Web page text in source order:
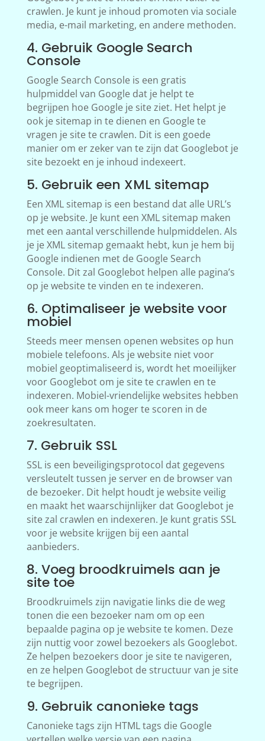
crawlen. Je kunt je inhoud promoten via sociale
media, e-mail marketing, en andere methoden.
4. Gebruik Google Search
Console
Google Search Console is een gratis
hulpmiddel van Google dat je helpt te
begrijpen hoe Google je site ziet. Het helpt je
ook je sitemap in te dienen en Google te
vragen je site te crawlen. Dit is een goede
manier om er zeker van te zijn dat Googlebot je
site bezoekt en je inhoud indexeert.
5. Gebruik een XML sitemap
Een XML sitemap is een bestand dat alle URL’s
op je website. Je kunt een XML sitemap maken
met een aantal verschillende hulpmiddelen. Als
je je XML sitemap gemaakt hebt, kun je hem bij
Google indienen met de Google Search
Console. Dit zal Googlebot helpen alle pagina’s
op je website te vinden en te indexeren.
6. Optimaliseer je website voor
mobiel
Steeds meer mensen openen websites op hun
mobiele telefoons. Als je website niet voor
mobiel geoptimaliseerd is, wordt het moeilijker
voor Googlebot om je site te crawlen en te
indexeren. Mobiel-vriendelijke websites hebben
ook meer kans om hoger te scoren in de
zoekresultaten.
7. Gebruik SSL
SSL is een beveiligingsprotocol dat gegevens
versleutelt tussen je server en de browser van
de bezoeker. Dit helpt houdt je website veilig
en maakt het waarschijnlijker dat Googlebot je
site zal crawlen en indexeren. Je kunt gratis SSL
voor je website krijgen bij een aantal
aanbieders.
8. Voeg broodkruimels aan je
site toe
Broodkruimels zijn navigatie links die de weg
tonen die een bezoeker nam om op een
bepaalde pagina op je website te komen. Deze
zijn nuttig voor zowel bezoekers als Googlebot.
Ze helpen bezoekers door je site te navigeren,
en ze helpen Googlebot de structuur van je site
te begrijpen.
9. Gebruik canonieke tags
Canonieke tags zijn HTML tags die Google